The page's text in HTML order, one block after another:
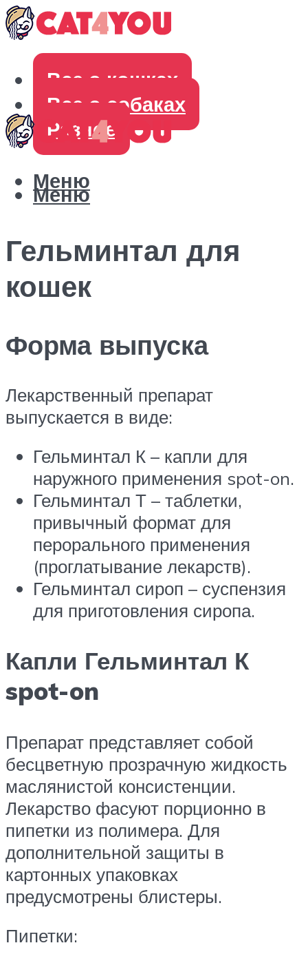
Все о кошках
Все о собаках
Разное
Меню
Меню
Гельминтал для
кошек
Форма выпуска
Лекарственный препарат
выпускается в виде:
Гельминтал К – капли для
наружного применения spot-on.
Гельминтал Т – таблетки,
привычный формат для
перорального применения
(проглатывание лекарств).
Гельминтал сироп – суспензия
для приготовления сиропа.
Капли Гельминтал К
spot-on
Препарат представляет собой
бесцветную прозрачную жидкость
маслянистой консистенции.
Лекарство фасуют порционно в
пипетки из полимера. Для
дополнительной защиты в
картонных упаковках
предусмотрены блистеры.
Пипетки: